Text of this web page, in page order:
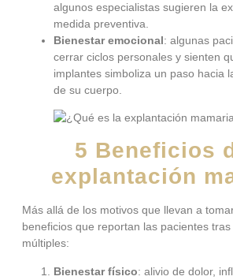
algunos especialistas sugieren la
medida preventiva.
Bienestar emocional: algunas
cerrar ciclos personales y sienten
implantes simboliza un paso hacia
de su cuerpo.
5 Beneficios
explantación
Más allá de los motivos que llevan a
beneficios que reportan las pacientes
múltiples:
Bienestar físico: alivio de dolor,